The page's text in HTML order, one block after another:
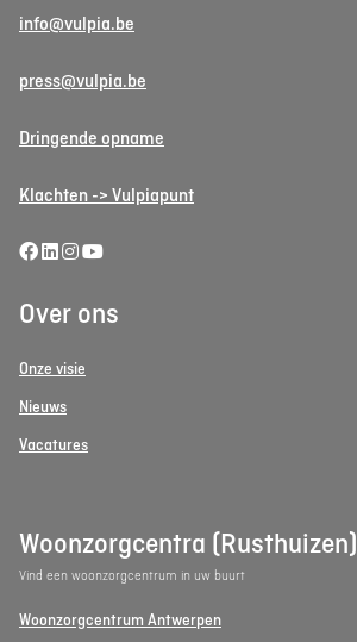
info@vulpia.be
press@vulpia.be
Dringende opname
Klachten -> Vulpiapunt
Over ons
Onze visie
Nieuws
Vacatures
Woonzorgcentra (Rusthuizen)
Vind een woonzorgcentrum in uw buurt
Woonzorgcentrum Antwerpen